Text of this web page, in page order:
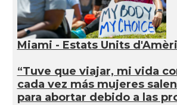
Miami - Estats Units
“Tuve que viajar, mi vida
cada vez más mujeres
para abortar debido a las